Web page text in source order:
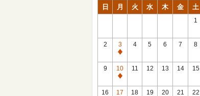
日 月 火 水 木 金 土
1
2
3
休
館
日
4 5 6 7 8
9
10
休
館
11 12 13 14 15
16
17
18 19 20 21 22